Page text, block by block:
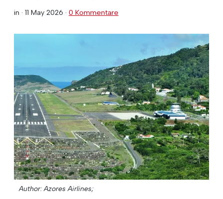
in · 11 May 2026 · 0 Kommentare
Author: Azores Airlines;